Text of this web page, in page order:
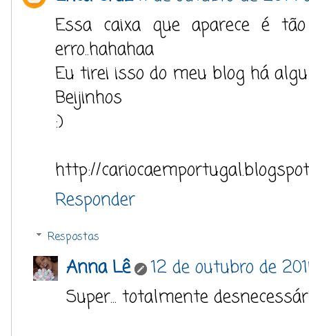
Essa caixa que aparece é
erro..hahahaa
Eu tirei isso do meu blog há
Beijinhos
:)
http://
Responder
Respostas
Anna Lê
12 de outubro de
Super... totalmente